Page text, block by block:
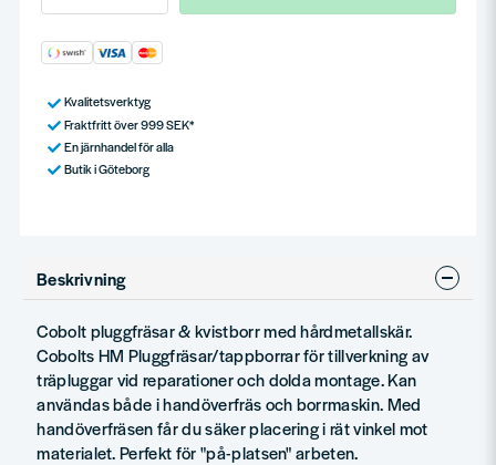
Kvalitetsverktyg
Fraktfritt över 999 SEK*
En järnhandel för alla
Butik i Göteborg
Beskrivning
Cobolt pluggfräsar & kvistborr med hårdmetallskär.
Cobolts HM Pluggfräsar/tappborrar för tillverkning av
träpluggar vid reparationer och dolda montage. Kan
användas både i handöverfräs och borrmaskin. Med
handöverfräsen får du säker placering i rät vinkel mot
materialet. Perfekt för "på-platsen" arbeten.